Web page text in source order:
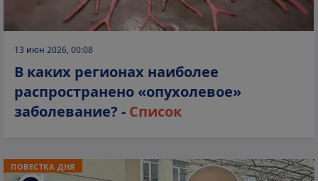
13 июн 2026, 00:08
В каких регионах наиболее
распространено «опухолевое»
заболевание? - Список
ПОВЕСТКА ДНЯ